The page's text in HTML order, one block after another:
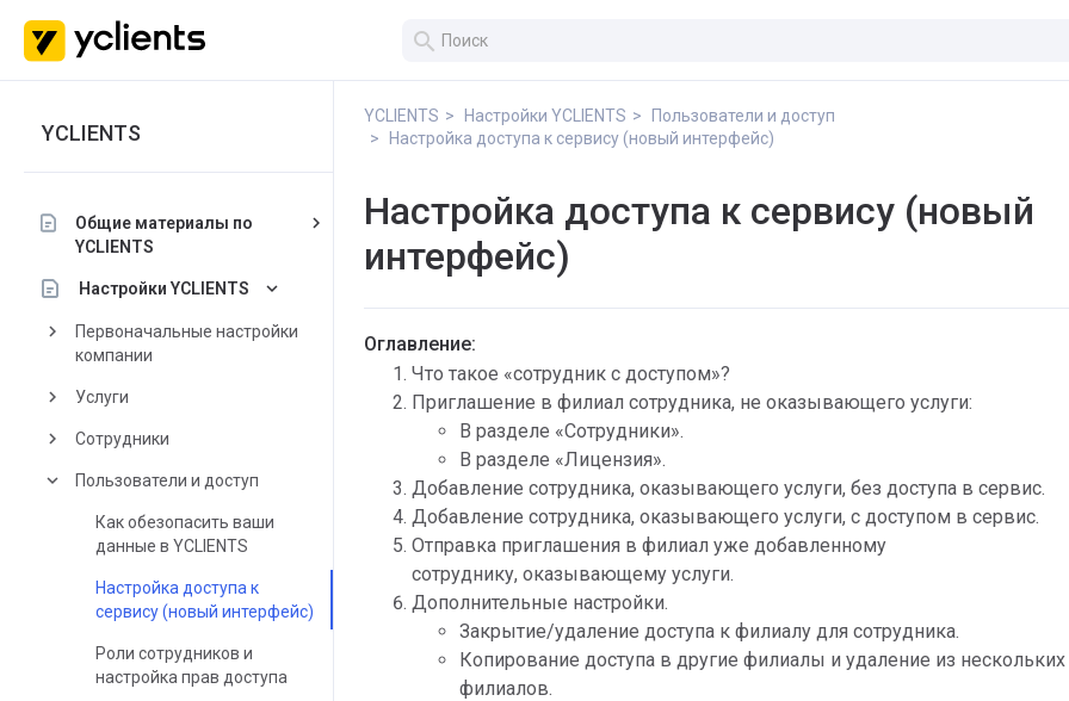
search
YCLIENTS
Общие материалы по
YCLIENTS
keyboard_arrow_right
Настройки YCLIENTS
keyboard_arrow_down
keyboard_arrow_right
Первоначальные настройки
компании
keyboard_arrow_right Услуги
keyboard_arrow_right Сотрудники
keyboard_arrow_down Пользователи и доступ
Как обезопасить ваши
данные в YCLIENTS
Настройка доступа к
сервису (новый интерфейс)
Роли сотрудников и
настройка прав доступа
YCLIENTS Настройки YCLIENTS
Пользователи и доступ
Настройка доступа к сервису (новый интерфейс)
Настройка доступа к сервису (новый
интерфейс)
Оглавление:
Что такое «сотрудник с доступом»?
Приглашение в филиал сотрудника, не оказывающего услуги:
В разделе «Сотрудники».
В разделе «Лицензия».
Добавление сотрудника, оказывающего услуги, без доступа в сервис.
Добавление сотрудника, оказывающего услуги, с доступом в сервис.
Отправка приглашения в филиал уже добавленному
сотруднику, оказывающему услуги.
Дополнительные настройки.
Закрытие/удаление доступа к филиалу для сотрудника.
Копирование доступа в другие филиалы и удаление из нескольких
филиалов.